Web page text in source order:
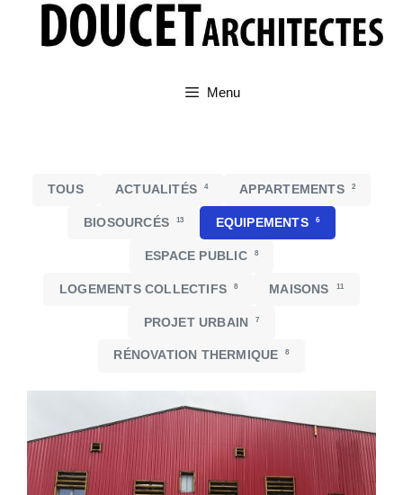
contenu
Menu
TOUS ACTUALITÉS 4 APPARTEMENTS 2
BIOSOURCÉS 13 EQUIPEMENTS 6
ESPACE PUBLIC 8
LOGEMENTS COLLECTIFS 8 MAISONS 11
PROJET URBAIN 7
RÉNOVATION THERMIQUE 8